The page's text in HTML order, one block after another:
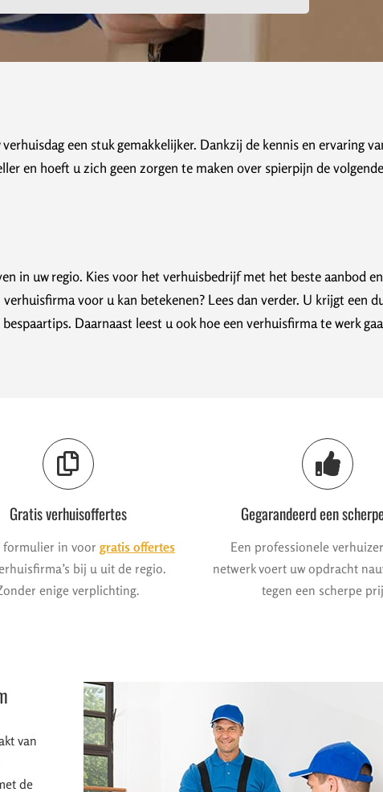
een stuk gemakkelijker. Dankzij de kennis en ervaring
en hoeft u zich geen zorgen te maken over spierpijn de
in uw regio. Kies voor het verhuisbedrijf met het beste aanbod
voor u kan betekenen? Lees dan verder. U krijgt een
Daarnaast leest u ook hoe een verhuisfirma te werk
Gratis verhuisoffertes
formulier in voor gratis offertes
bij u uit de regio.
enige verplichting.
Gegarandeerd een
Een professionele
netwerk voert uw opdracht
tegen een scherpe
van
de